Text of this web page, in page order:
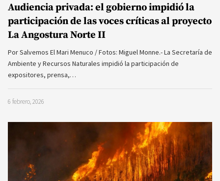
Audiencia privada: el gobierno impidió la
participación de las voces críticas al proyecto
La Angostura Norte II
Por Salvemos El Mari Menuco / Fotos: Miguel Monne.- La Secretaría de
Ambiente y Recursos Naturales impidió la participación de
expositores, prensa,…
6 febrero, 2026